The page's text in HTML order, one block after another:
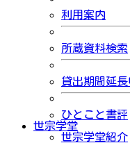
利用案内
所蔵資料検索
貸出期間延長
ひとこと書評
世宗学堂
世宗学堂紹介